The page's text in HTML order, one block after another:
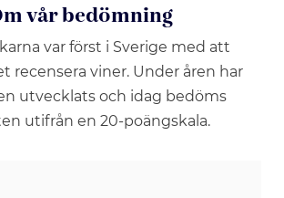
vår bedömning
var först i Sverige med att
recensera viner. Under åren har
utvecklats och idag bedöms
utifrån en 20-poängskala.